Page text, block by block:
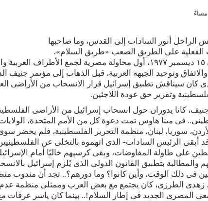
الراحل أنور السادات إلى القدس، وما صاحبها
على الطريق الصعب «طريق السلام»،
وكان مؤتمر «مينا هاوس» بالقاهرة، فى ١٥ ديسمبر ١٩٧٧، أول محاولة مصرية لجمع الأطراف
وتوحيد الجبهة العربية، قبل الذهاب إلى مؤتمر جنيف
كان سيناقش تطبيق إسرائيل قرار الانسحاب من الأراضى
كانا يدوران حول انسحاب إسرائيل من الأراضى
فى مينا هاوس تمت دعوة كل من الأمم المتحدة،
سوريا، لبنان، منظمة التحرير الفلسطينية، فلم يحضر
وقد أبقى الرئيس السادات- الذى اتهموه بالتخلى عن
على طاولة المفاوضات، وبقى كرسيهم خاليًا أمام
والمطالبة بتطبيق القانون الدولى الذى يُلزم إسرائيل
فى ذلك الوقت، وأين كانوا؟ وما دورهم؟.. تجد أن مندوب
زهدى الطرزى، كان يجتمع مع بعض العرب وممثلى منظمة عدم
المصرى الجديد فى إطار السلام!.. بينما كان ياسر عرفات